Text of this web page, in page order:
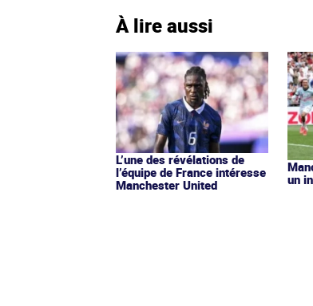
À lire aussi
L’une des révélations de
l’équipe de France intéresse
Manchester United
un